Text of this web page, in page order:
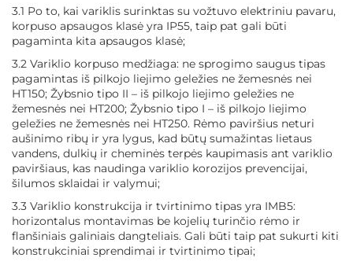
3.1 Po to, kai variklis surinktas su vožtuvo elektriniu pavaru,
korpuso apsaugos klasė yra IP55, taip pat gali būti
pagaminta kita apsaugos klasė;
3.2 Variklio korpuso medžiaga: ne sprogimo saugus tipas
pagamintas iš pilkojo liejimo geležies ne žemesnės nei
HT150; Žybsnio tipo II – iš pilkojo liejimo geležies ne
žemesnės nei HT200; Žybsnio tipo I – iš pilkojo liejimo
geležies ne žemesnės nei HT250. Rėmo paviršius neturi
aušinimo ribų ir yra lygus, kad būtų sumažintas lietaus
vandens, dulkių ir cheminės terpės kaupimasis ant variklio
paviršiaus, kas naudinga variklio korozijos prevencijai,
šilumos sklaidai ir valymui;
3.3 Variklio konstrukcija ir tvirtinimo tipas yra IMB5:
horizontalus montavimas be kojelių turinčio rėmo ir
flanšiniais galiniais dangteliais. Gali būti taip pat sukurti kiti
konstrukciniai sprendimai ir tvirtinimo tipai;